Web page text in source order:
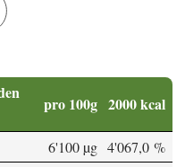
pro 100g 2000 kcal
6'100 µg 4'067,0 %